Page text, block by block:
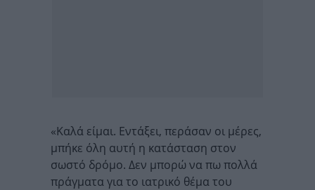
«Καλά είμαι. Εντάξει, περάσαν οι μέρες,
μπήκε όλη αυτή η κατάσταση στον
σωστό δρόμο. Δεν μπορώ να πω πολλά
πράγματα για το ιατρικό θέμα του